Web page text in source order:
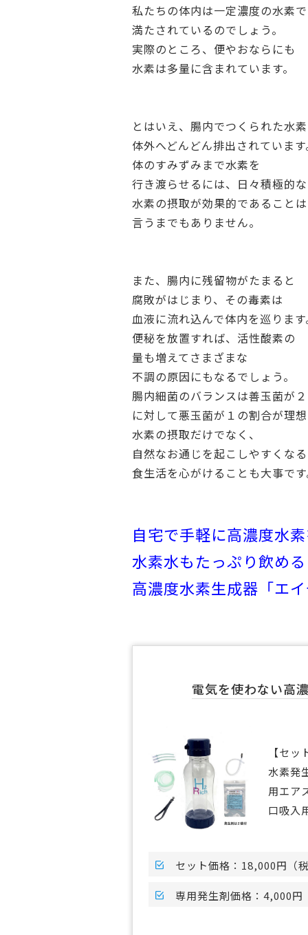
私たちの体内は一定濃度の水素で
満たされているのでしょう。
実際のところ、便やおならにも
水素は多量に含まれています。
とはいえ、腸内でつくられた水
体外へどんどん排出されていま
体のすみずみまで水素を
行き渡らせるには、日々積極的な
水素の摂取が効果的であることは
言うまでもありません。
また、腸内に残留物がたまると
腐敗がはじまり、その毒素は
血液に流れ込んで体内を巡りま
便秘を放置すれば、活性酸素の
量も増えてさまざまな
不調の原因にもなるでしょう。
腸内細菌のバランスは善玉菌が２
に対して悪玉菌が１の割合が理
水素の摂取だけでなく、
自然なお通じを起こしやすくなる
食生活を心がけることも大事で
自宅で手軽に高濃度水
水素水もたっぷり飲め
高濃度水素生成器「エ
電気を使わない高
【セ
水素発
用エア
口吸入
セット価格：18,000円（
専用発生剤価格：4,000円